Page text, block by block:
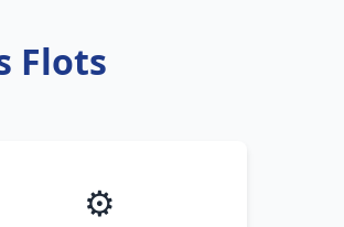
Flots
⚙️